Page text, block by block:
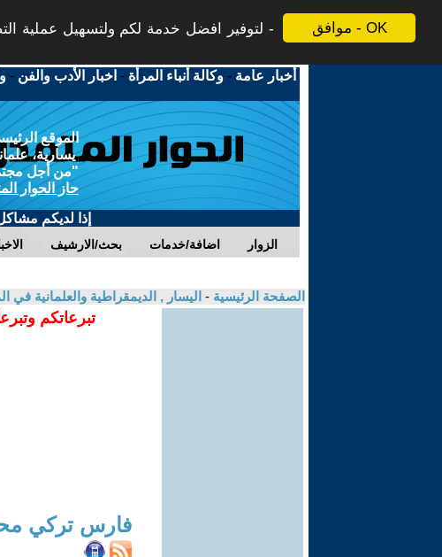
موافق - OK
لتوفير افضل خدمة لكم ولتسهيل عملية
أخبار عامة -وكالة أنباء المرأة - اخبار الأدب والفن -
الموقع
يسارية،
"من أجل
حاز الحوار
إذا لديكم
بحث/الارشيف اضافة/خدمات الزوار
الصفحة الرئيسية - اليسار , الديمقراطية والعلمانية في
تبرعاتكم
فارس تركي